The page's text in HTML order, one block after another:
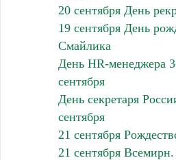
20 сентября День
19 сентября День
Смайлика
День HR-менеджера
сентября
День секретаря
сентября
21 сентября
21 сентября Всемирн.